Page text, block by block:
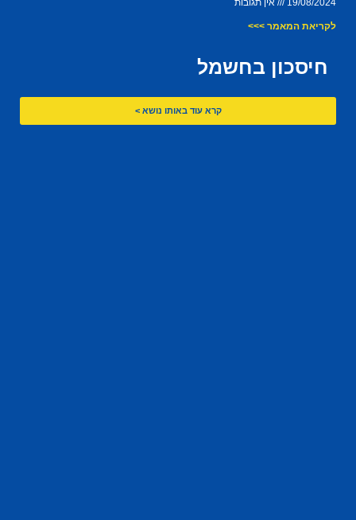
19/08/2024 אין תגובות
לקריאת המאמר >>>
חיסכון בחשמל
קרא עוד באותו נושא >